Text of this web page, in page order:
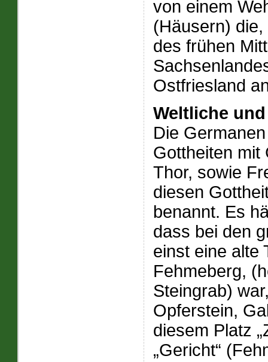
von einem
(Häusern)
des frühen
Ostfriesland
Weltliche
Die
Gottheiten mit
Thor, sowie
diesen
benannt. Es
dass bei den
einst eine alte
Fehmeberg,
Steingrab)
Opferstein,
diesem Platz
„Gericht“